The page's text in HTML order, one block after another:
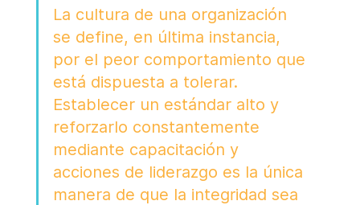
La cultura de una organización
se define, en última instancia,
por el peor comportamiento que
está dispuesta a tolerar.
Establecer un estándar alto y
reforzarlo constantemente
mediante capacitación y
acciones de liderazgo es la única
manera de que la integridad sea